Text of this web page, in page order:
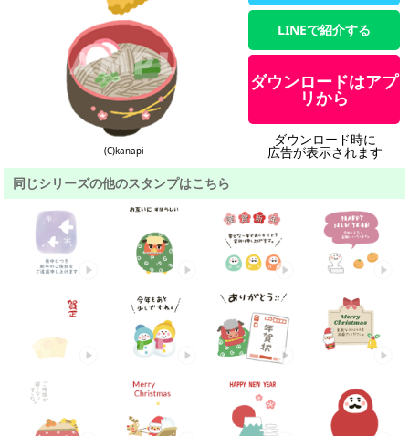
(C)kanapi
LINEで紹介する
ダウンロードはアプ
リから
ダウンロード時に
広告が表示されます
同じシリーズの他のスタンプはこちら